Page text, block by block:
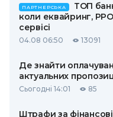
ПАРТНЕРСЬКА
ТОП
коли еквайринг,
сервісі
04.08 06:50 13091
Де знайти
актуальних
Сьогодні 14:01 85
Штрафи за